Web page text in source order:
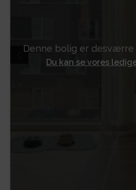
Denne bolig er desværre
Du kan se vores